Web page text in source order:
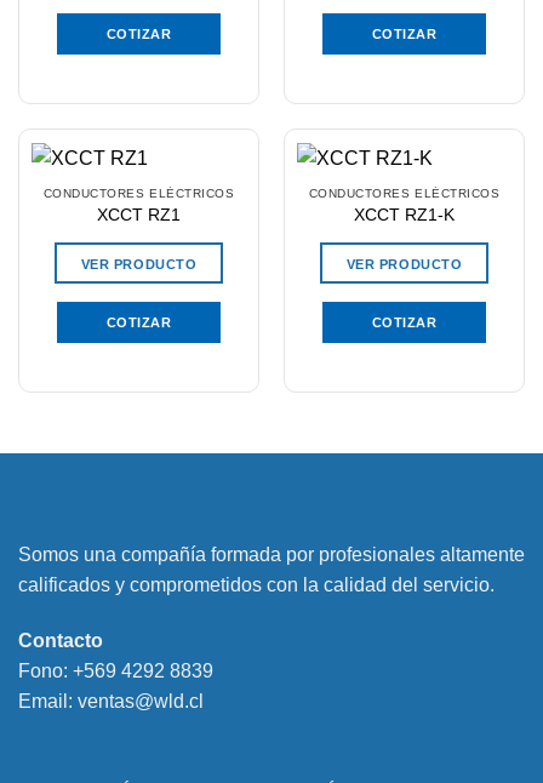
COTIZAR COTIZAR
CONDUCTORES ELÉCTRICOS
XCCT RZ1
VER PRODUCTO
COTIZAR
CONDUCTORES ELÉCTRICOS
XCCT RZ1-K
VER PRODUCTO
COTIZAR
Somos una compañía formada por profesionales altamente
calificados y comprometidos con la calidad del servicio.
Contacto
Fono: +569 4292 8839
Email: ventas@wld.cl